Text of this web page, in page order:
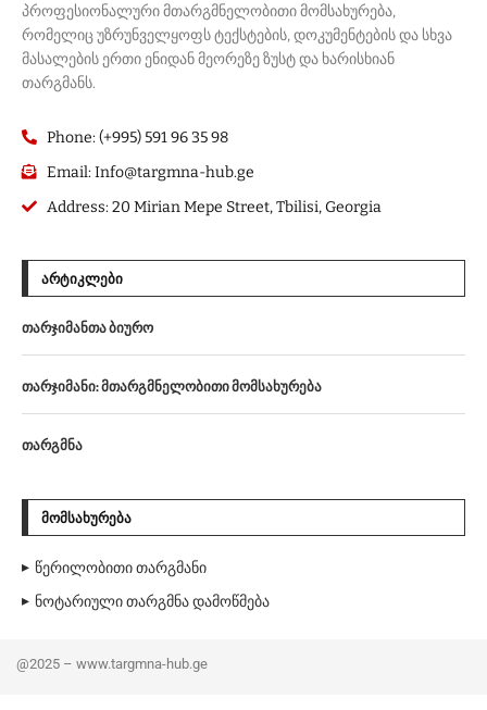
პროფესიონალური მთარგმნელობითი მომსახურება,
რომელიც უზრუნველყოფს ტექსტების, დოკუმენტების და სხვა
მასალების ერთი ენიდან მეორეზე ზუსტ და ხარისხიან
თარგმანს.
Phone: (+995) 591 96 35 98
Email: Info@targmna-hub.ge
Address: 20 Mirian Mepe Street, Tbilisi, Georgia
ᲐᲠᲢᲘᲙᲚᲔᲑᲘ
თარჯიმანთა ბიურო
თარჯიმანი: მთარგმნელობითი მომსახურება
თარგმნა
ᲛᲝᲛᲡᲐᲮᲣᲠᲔᲑᲐ
წერილობითი თარგმანი
ნოტარიული თარგმნა დამოწმება
@2025 – www.targmna-hub.ge